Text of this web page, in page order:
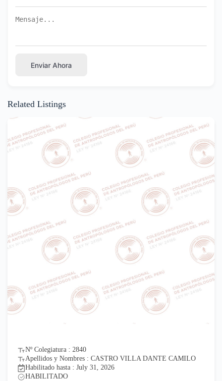
Enviar Ahora
Related Listings
Nº Colegiatura : 2840
Apellidos y Nombres : CASTRO VILLA DANTE CAMILO
Habilitado hasta : July 31, 2026
HABILITADO